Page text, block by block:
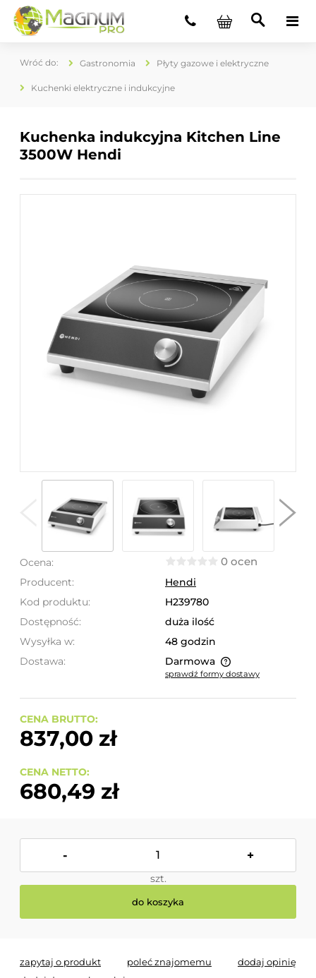
Gastronomia Płyty gazowe i elektryczne
Kuchenki elektryczne i indukcyjne
Kuchenka indukcyjna Kitchen Line
3500W Hendi
Ocena: 0 ocen
Producent:
Hendi
Kod produktu:
H239780
Dostępność:
duża ilość
Wysyłka w:
48 godzin
Dostawa:
Darmowa
Cena nie zawiera ewentualnych kosztów płatności
sprawdź formy dostawy
CENA BRUTTO:
837,00 zł
CENA NETTO:
680,49 zł
- +
szt.
do koszyka
zapytaj o produkt poleć znajomemu
dodaj opinię